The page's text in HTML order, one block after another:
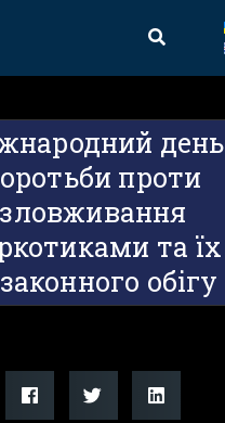
день
проти
зловживання
та їх
обігу